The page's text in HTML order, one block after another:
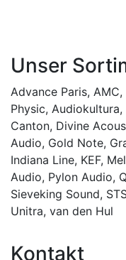
Unser
Advance Paris, AMC,
Physic, Audiokultura,
Canton, Divine
Audio, Gold Note,
Indiana Line, KEF,
Audio, Pylon Audio,
Sieveking Sound,
Unitra, van den Hul
Kontakt